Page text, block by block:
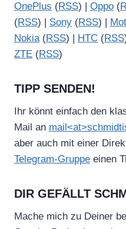
OnePlus (RSS) | Oppo (
(RSS) | Sony (RSS) |
Nokia(RSS) | HTC (RSS
ZTE (RSS)
TIPP SENDEN!
Ihr könnt einfach den
Mail an
aber auch mit einer
Telegram-Gruppe einen
DIR GEFÄLLT
Mache mich zu Deiner